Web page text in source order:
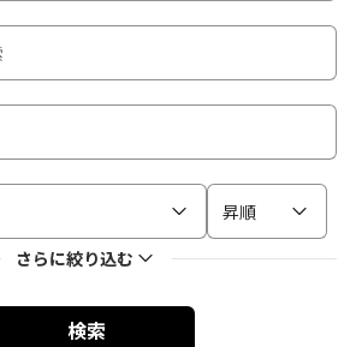
昇順
さらに絞り込む
検索